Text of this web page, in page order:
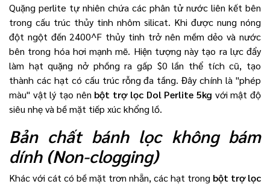
Quặng perlite tự nhiên chứa các phân tử nước liên kết bên
trong cấu trúc thủy tinh nhôm silicat. Khi được nung nóng
đột ngột đến 2400^F thủy tinh trở nên mềm dẻo và nước
bên trong hóa hơi mạnh mẽ. Hiện tượng này tạo ra lực đẩy
làm hạt quặng nở phồng ra gấp $0 lần thể tích cũ, tạo
thành các hạt có cấu trúc rỗng đa tầng. Đây chính là "phép
màu" vật lý tạo nên bột trợ lọc Dol Perlite 5kg với mật độ
siêu nhẹ và bề mặt tiếp xúc khổng lồ.
Bản chất bánh lọc không bám
dính (Non-clogging)
Khác với cát có bề mặt trơn nhẵn, các hạt trong bột trợ lọc